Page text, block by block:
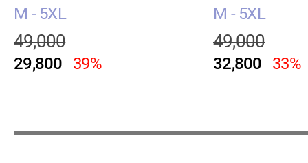
BC035
M - 5XL
49,000
29,800 39%
1
M - 5XL
49,000
32,800 33%